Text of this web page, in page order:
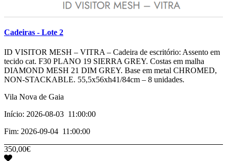
Cadeiras - Lote 2
­­­ID VISITOR MESH – VITRA – Cadeira de escritório: Assento em
tecido cat. F30 PLANO 19 SIERRA GREY. Costas em malha
DIAMOND MESH 21 DIM GREY. Base em metal CHROMED,
NON-STACKABLE. 55,5x56xh41/84cm – 8 unidades.
Vila Nova de Gaia
Início: 2026-08-03 11:00:00
Fim: 2026-09-04 11:00:00
350,00€